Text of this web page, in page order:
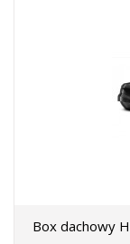
Box dachowy